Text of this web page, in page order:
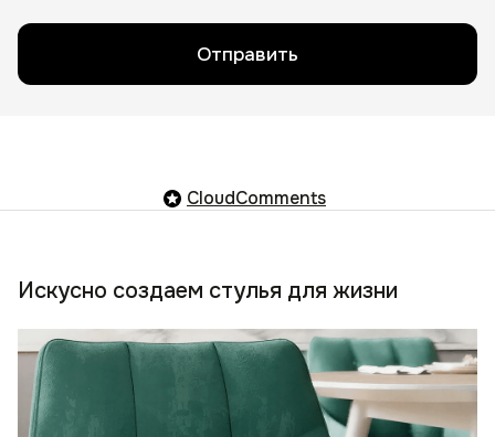
Отправить
CloudComments
Искусно создаем стулья для жизни